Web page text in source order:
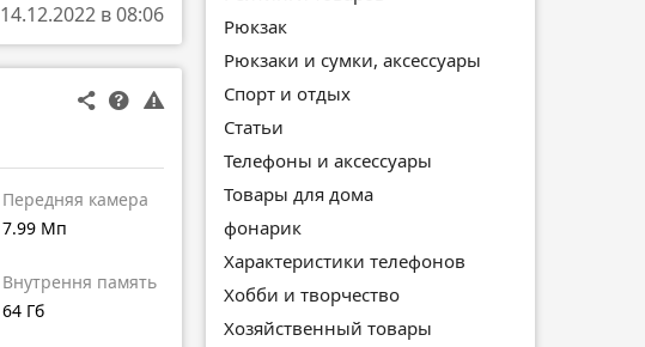
14.12.2022 в 08:06
Передняя камера
7.99 Мп
Внутрення память
64 Гб
Рюкзак
Рюкзаки и сумки, аксессуары
Спорт и отдых
Статьи
Телефоны и аксессуары
Товары для дома
фонарик
Характеристики телефонов
Хобби и творчество
Хозяйственный товары